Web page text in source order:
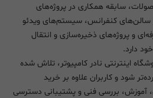
سابقه همکاری در پروژه‌های
کنفرانس، سیستم‌های ویدئو
و پروژه‌های ذخیره‌سازی و انتقال
دارد.
اینترنتی نادر کامپیوتر، تلاش شده
شود و کاربران علاوه بر خرید
آموزش، بررسی فنی و پشتیبانی دسترسی